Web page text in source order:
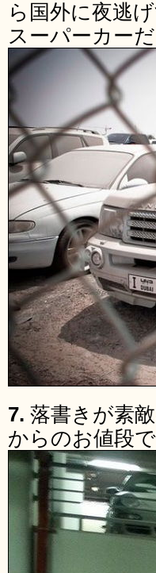
ら国外に夜逃
スーパーカー
7. 落書きが素
からのお値段